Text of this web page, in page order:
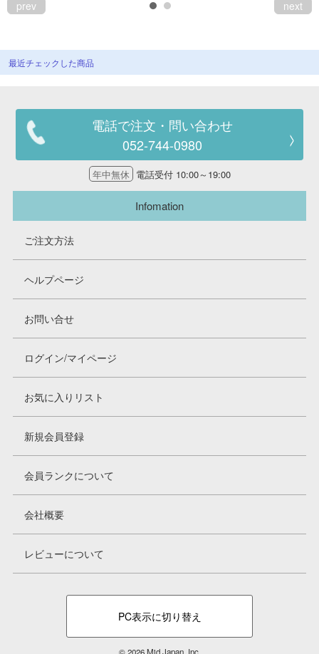
prev next
最近チェックした商品
電話で注文・問い合わせ
052-744-0980
年中無休 電話受付 10:00～19:00
Infomation
ご注文方法
ヘルプページ
お問い合せ
ログイン/マイページ
お気に入りリスト
新規会員登録
会員ランクについて
会社概要
レビューについて
PC表示に切り替え